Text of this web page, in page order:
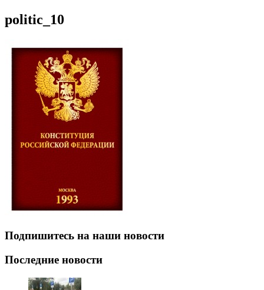
politic_10
Подпишитесь на наши новости
Последние новости